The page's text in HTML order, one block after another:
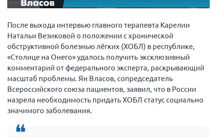
Информационная служба
Вице-президент Черненко Д.Е.
Вице-президент Валюх М.В.
Вице-президент Чернова А.В.
Вице-президент Цикорин И.В.
Вице-президент Груба Л.В.
Главный бухгалтер Жаворонкова Г.М.
Конференция ОООИБРС 2026
После выхода интервью главного терапевта Карелии
Натальи Везиковой о положении с хронической
обструктивной болезнью лёгких (ХОБЛ) в республике,
«Столице на Онего» удалось получить эксклюзивный
комментарий от федерального эксперта, раскрывающий
масштаб проблемы. Ян Власов, сопредседатель
Всероссийского союза пациентов, заявил, что в России
назрела необходимость придать ХОБЛ статус социально
значимого заболевания.